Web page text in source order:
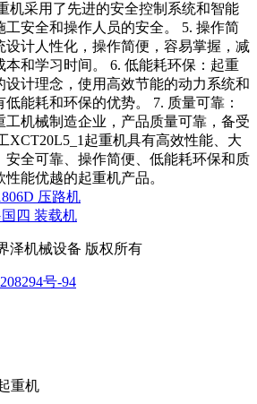
机采用了先进的安全控制系统和智能
工安全和操作人员的安全。 5. 操作简
设计人性化，操作简便，容易掌握，减
本和学习时间。 6. 低能耗环保：起重
设计理念，使用高效节能的动力系统和
能耗和环保的优势。 7. 质量可靠：
工机械制造企业，产品质量可靠，备受
XCT20L5_1起重机具有高效性能、大
安全可靠、操作简便、低能耗环保和质
能优越的起重机产品。
压路机
四 装载机
泽机械设备 版权所有
号-94